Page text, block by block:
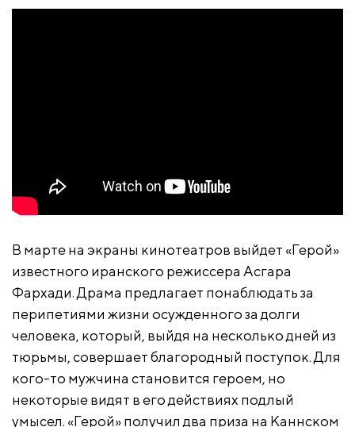
В марте на экраны кинотеатров выйдет «Герой»
известного иранского режиссера Асгара
Фархади. Драма предлагает понаблюдать за
перипетиями жизни осужденного за долги
человека, который, выйдя на несколько дней из
тюрьмы, совершает благородный поступок. Для
кого-то мужчина становится героем, но
некоторые видят в его действиях подлый
умысел. «Герой» получил два приза на Каннском